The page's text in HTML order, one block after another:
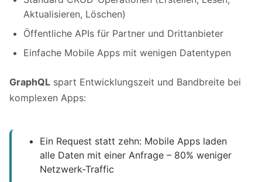
Aktualisieren, Löschen)
Öffentliche APIs für Partner und Drittanbieter
Einfache Mobile Apps mit wenigen Datentypen
GraphQL spart Entwicklungszeit und Bandbreite bei
komplexen Apps:
Ein Request statt zehn: Mobile Apps laden
alle Daten mit einer Anfrage – 80% weniger
Netzwerk-Traffic